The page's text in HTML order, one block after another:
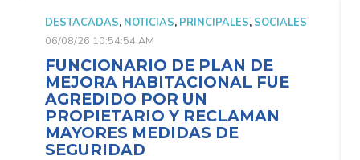
,NOTICIAS,PRINCIPALES,SOCIALES
08/26 10:54:54 AM
DE PLAN DE
HABITACIONAL FUE
POR UN
Y RECLAMAN
MEDIDAS DE